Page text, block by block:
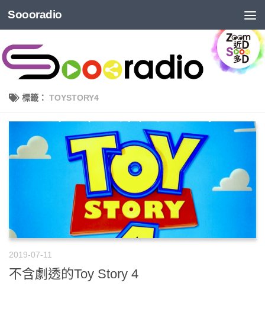
Soooradio
標籤： TOYSTORY4
2019-07-11
不含劇透的Toy Story 4